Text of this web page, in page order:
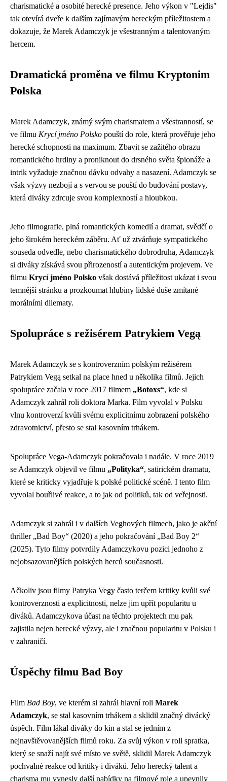
charismatické a osobité herecké presence. Jeho výkon v "Lejdis"
tak otevírá dveře k dalším zajímavým hereckým příležitostem a
dokazuje, že Marek Adamczyk je všestranným a talentovaným
hercem.
Dramatická proměna ve filmu Kryptonim
Polska
Marek Adamczyk, známý svým charismatem a všestranností, se
ve filmu Krycí jméno Polsko pouští do role, která prověřuje jeho
herecké schopnosti na maximum. Zbavit se zažitého obrazu
romantického hrdiny a proniknout do drsného světa špionáže a
intrik vyžaduje značnou dávku odvahy a nasazení. Adamczyk se
však výzvy nezbojí a s vervou se pouští do budování postavy,
která diváky zdrcuje svou komplexností a hloubkou.
Jeho filmografie, plná romantických komedií a dramat, svědčí o
jeho širokém hereckém záběru. Ať už ztvárňuje sympatického
souseda odvedle, nebo charismatického dobrodruha, Adamczyk
si diváky získává svou přirozeností a autentickým projevem. Ve
filmu Krycí jméno Polsko však dostává příležitost ukázat i svou
temnější stránku a prozkoumat hlubiny lidské duše zmítané
morálními dilematy.
Spolupráce s režisérem Patrykiem Vegą
Marek Adamczyk se s kontroverzním polským režisérem
Patrykiem Vegą setkal na place hned u několika filmů. Jejich
spolupráce začala v roce 2017 filmem „Botoxs“, kde si
Adamczyk zahrál roli doktora Marka. Film vyvolal v Polsku
vlnu kontroverzí kvůli svému explicitnímu zobrazení polského
zdravotnictví, přesto se stal kasovním trhákem.
Spolupráce Vega-Adamczyk pokračovala i nadále. V roce 2019
se Adamczyk objevil ve filmu „Polityka“, satirickém dramatu,
které se kriticky vyjadřuje k polské politické scéně. I tento film
vyvolal bouřlivé reakce, a to jak od politiků, tak od veřejnosti.
Adamczyk si zahrál i v dalších Veghových filmech, jako je akční
thriller „Bad Boy“ (2020) a jeho pokračování „Bad Boy 2“
(2025). Tyto filmy potvrdily Adamczykovu pozici jednoho z
nejobsazovanějších polských herců současnosti.
Ačkoliv jsou filmy Patryka Vegy často terčem kritiky kvůli své
kontroverznosti a explicitnosti, nelze jim upřít popularitu u
diváků. Adamczykova účast na těchto projektech mu pak
zajistila nejen herecké výzvy, ale i značnou popularitu v Polsku i
v zahraničí.
Úspěchy filmu Bad Boy
Film Bad Boy, ve kterém si zahrál hlavní roli Marek
Adamczyk, se stal kasovním trhákem a sklidil značný divácký
úspěch. Film lákal diváky do kin a stal se jedním z
nejnavštěvovanějších filmů roku. Za svůj výkon v roli spratka,
který se snaží najít své místo ve světě, sklidil Marek Adamczyk
pochvalné reakce od kritiky i diváků. Jeho herecký talent a
charisma mu vynesly další nabídky na filmové role a upevnily